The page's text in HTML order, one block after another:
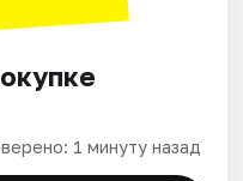
1 минуту назад